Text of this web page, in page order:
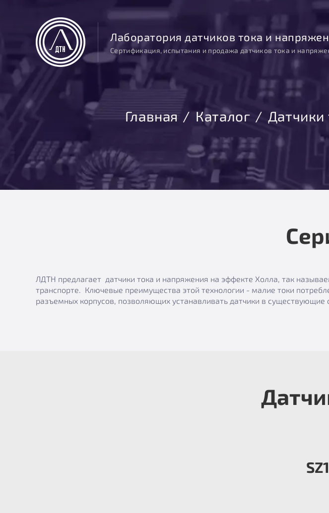
Лаборатория датчиков тока и
Сертификация, испытания и продажа датчиков тока и
Главная Каталог Датчики
ЛДТН предлагает датчики тока и напряжения на эффекте Холла, так
транспорте. Ключевые преимущества этой технологии - малие токи
разъемных корпусов, позволяющих устанавливать датчики в